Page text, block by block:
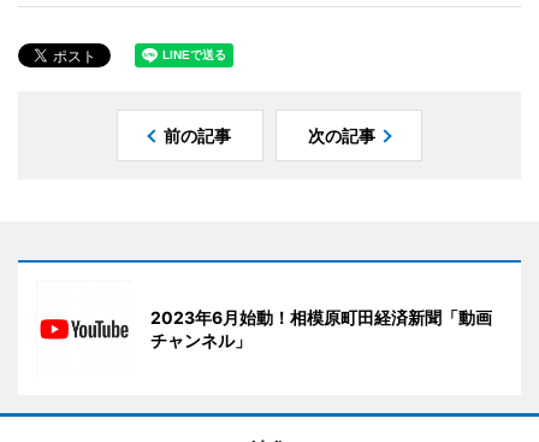
前の記事 次の記事
2023年6月始動！相模原町田経済新聞「動画
チャンネル」